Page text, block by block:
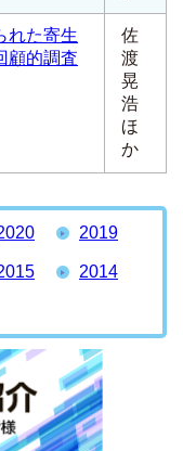
れた寄生
顧的調査
佐
渡
晃
浩
ほ
か
2019
2014